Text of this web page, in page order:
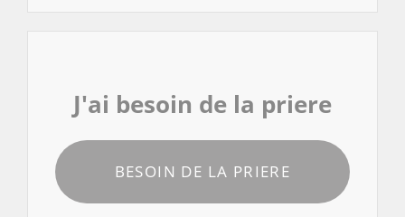
J'ai besoin de la priere
BESOIN DE LA PRIERE